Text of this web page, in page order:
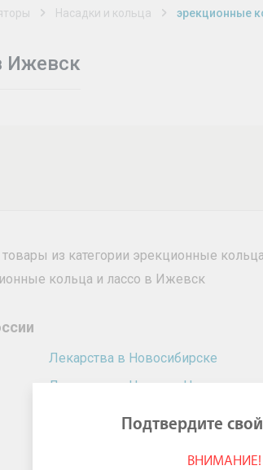
Насадки и кольца эрекционные
Ижевск
товары из категории эрекционные
кольца и лассо в Ижевск
Лекарства в Новосибирске
Лекарства в Нижнем Новгороде
Лекарства в Омске
Подтвердите
ВНИМАНИЕ!